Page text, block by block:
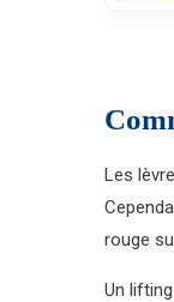
Les
rouge
Un